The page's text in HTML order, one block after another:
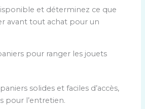
et déterminez ce que
avant tout achat pour un
pour ranger les jouets
solides et faciles d’accès,
pour l’entretien.